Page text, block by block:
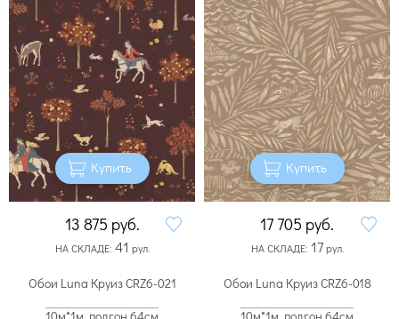
Купить
13 875 руб.
НА СКЛАДЕ: 41 рул.
Купить
17 705 руб.
НА СКЛАДЕ: 17рул.
Обои Luna Круиз CRZ6-021
10м*1м, подгон 64см
Обои Luna Круиз CRZ6-018
10м*1м, подгон 64см